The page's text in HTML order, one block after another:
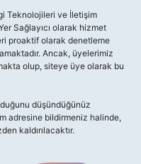
Teknolojileri ve İletişim
Sağlayıcı olarak hizmet
proaktif olarak denetleme
Ancak, üyelerimiz
olup, siteye üye olarak bu
düşündüğünüz
adresine bildirmeniz halinde,
kaldırılacaktır.